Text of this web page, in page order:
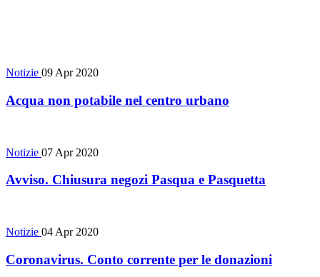
Notizie 09 Apr 2020
Acqua non potabile nel centro urbano
Notizie 07 Apr 2020
Avviso. Chiusura negozi Pasqua e Pasquetta
Notizie 04 Apr 2020
Coronavirus. Conto corrente per le donazioni